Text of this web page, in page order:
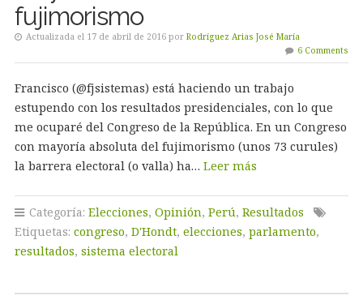
fujimorismo
Actualizada el 17 de abril de 2016 por Rodríguez Arias José María
6 Comments
Francisco (@fjsistemas) está haciendo un trabajo
estupendo con los resultados presidenciales, con lo que
me ocuparé del Congreso de la República. En un Congreso
con mayoría absoluta del fujimorismo (unos 73 curules)
la barrera electoral (o valla) ha… Leer más
Categoría: Elecciones, Opinión, Perú, Resultados
Etiquetas: congreso, D'Hondt, elecciones, parlamento,
resultados, sistema electoral